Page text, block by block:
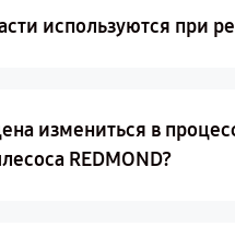
используются при
измениться в
REDMOND?